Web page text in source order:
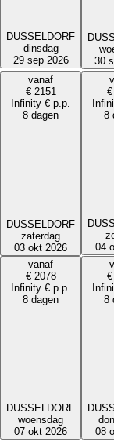
DUSSELDORF
dinsdag
29 sep 2026
30
vanaf
€ 2151
Infinity € p.p.
8 dagen
DUSSELDORF
zaterdag
03 okt 2026
€
8
04
vanaf
€ 2078
Infinity € p.p.
8 dagen
DUSSELDORF
woensdag
07 okt 2026
€
8
08